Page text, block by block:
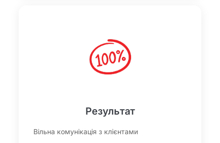
Результат
Вільна комунікація з клієнтами